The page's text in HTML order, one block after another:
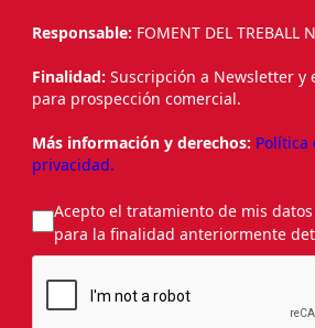
Responsable: FOMENT DEL TREBALL
Finalidad: Suscripción a Newsletter y
para prospección comercial.
Más información y derechos: Política
privacidad.
Acepto el tratamiento de mis
para la finalidad anteriormente